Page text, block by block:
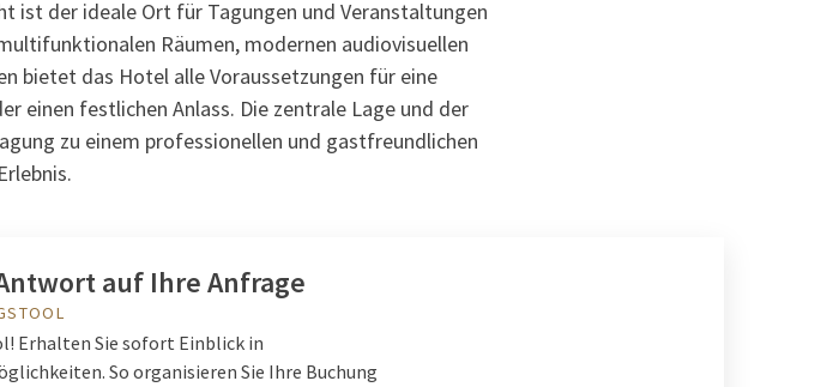
ist der ideale Ort für Tagungen und Veranstaltungen
Räumen, modernen audiovisuellen
bietet das Hotel alle Voraussetzungen für eine
einen festlichen Anlass. Die zentrale Lage und der
zu einem professionellen und gastfreundlichen
Erlebnis.
auf Ihre Anfrage
Erhalten Sie sofort Einblick in
So organisieren Sie Ihre Buchung